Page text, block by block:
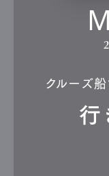
クルーズ
行